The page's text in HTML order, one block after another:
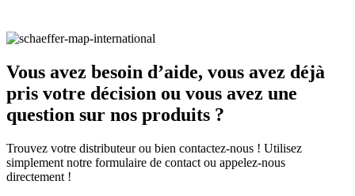
Vous avez besoin d’aide, vous avez déjà
pris votre décision ou vous avez une
question sur nos produits ?
Trouvez votre distributeur ou bien contactez-nous ! Utilisez
simplement notre formulaire de contact ou appelez-nous
directement !